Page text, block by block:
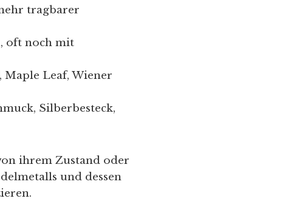
tragbarer
oft noch mit
Leaf, Wiener
Silberbesteck,
ihrem Zustand oder
und dessen